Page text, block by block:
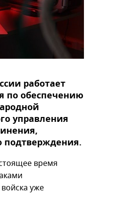
работает
по обеспечению
управления
подтверждения.
время
уже